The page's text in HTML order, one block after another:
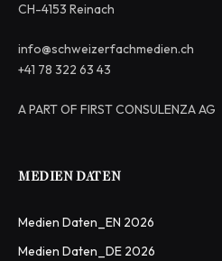
CH-4153 Reinach
info@schweizerfachmedien.ch
+41 78 322 63 43
A PART OF FIRST CONSULENZA AG
MEDIEN DATEN
Medien Daten_EN 2026
Medien Daten_DE 2026